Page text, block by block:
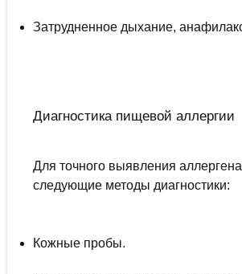
Затрудненное дыхание,
Диагностика пищевой аллергии
Для точного выявления
следующие методы диагностики:
Кожные пробы.